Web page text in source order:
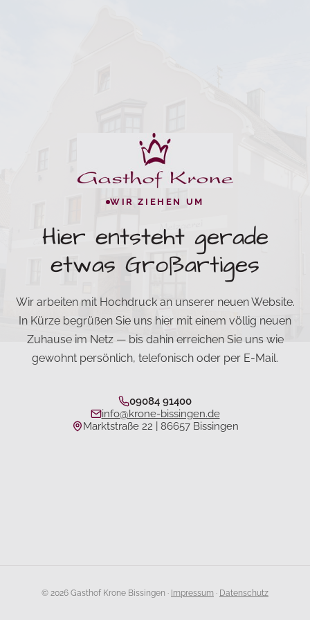
WIR ZIEHEN UM
Hier entsteht gerade
etwas Großartiges
Wir arbeiten mit Hochdruck an unserer neuen Website.
In Kürze begrüßen Sie uns hier mit einem völlig neuen
Zuhause im Netz — bis dahin erreichen Sie uns wie
gewohnt persönlich, telefonisch oder per E-Mail.
09084 91400
info@krone-bissingen.de
Marktstraße 22 | 86657 Bissingen
© 2026 Gasthof Krone Bissingen · Impressum · Datenschutz